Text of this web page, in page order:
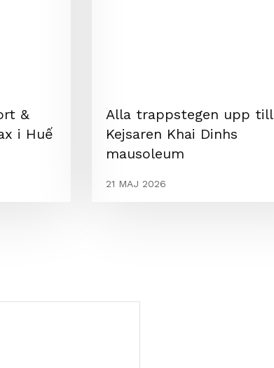
&
i Huế
Alla trappstegen upp till
Kejsaren Khai Dinhs
mausoleum
21 MAJ 2026